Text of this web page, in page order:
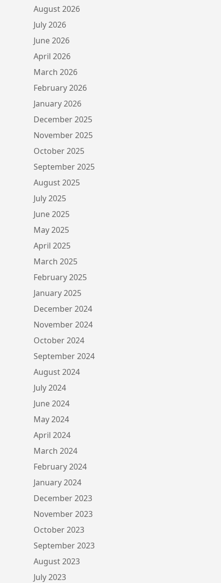
August 2026
July 2026
June 2026
April 2026
March 2026
February 2026
January 2026
December 2025
November 2025
October 2025
September 2025
August 2025
July 2025
June 2025
May 2025
April 2025
March 2025
February 2025
January 2025
December 2024
November 2024
October 2024
September 2024
August 2024
July 2024
June 2024
May 2024
April 2024
March 2024
February 2024
January 2024
December 2023
November 2023
October 2023
September 2023
August 2023
July 2023